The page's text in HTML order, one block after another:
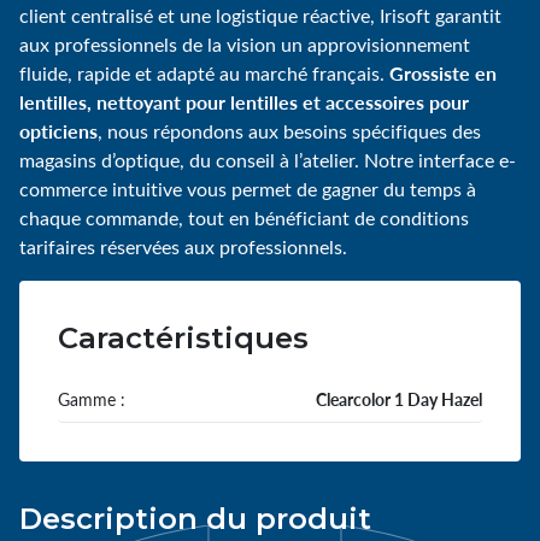
client centralisé et une logistique réactive, Irisoft garantit
aux professionnels de la vision un approvisionnement
fluide, rapide et adapté au marché français. Grossiste en
lentilles, nettoyant pour lentilles et accessoires pour
opticiens, nous répondons aux besoins spécifiques des
magasins d’optique, du conseil à l’atelier. Notre interface e-
commerce intuitive vous permet de gagner du temps à
chaque commande, tout en bénéficiant de conditions
tarifaires réservées aux professionnels.
Caractéristiques
Gamme : Clearcolor 1 Day Hazel
Description du produit